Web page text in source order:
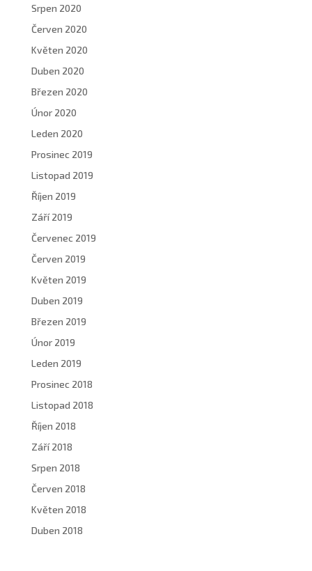
Srpen 2020
Červen 2020
Květen 2020
Duben 2020
Březen 2020
Únor 2020
Leden 2020
Prosinec 2019
Listopad 2019
Říjen 2019
Září 2019
Červenec 2019
Červen 2019
Květen 2019
Duben 2019
Březen 2019
Únor 2019
Leden 2019
Prosinec 2018
Listopad 2018
Říjen 2018
Září 2018
Srpen 2018
Červen 2018
Květen 2018
Duben 2018